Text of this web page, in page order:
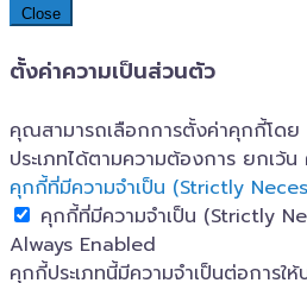
Close
ตั้งค่าความเป็นส่วนตัว
คุณสามารถเลือกการตั้งค่าคุกกี้โด
ประเภทได้ตามความต้องการ ยกเว้น
คุกกี้ที่มีความจำเป็น (Strictly
คุกกี้ที่มีความจำเป็น (Strictly
Always Enabled
คุกกี้ประเภทนี้มีความจำเป็นต่อการให้